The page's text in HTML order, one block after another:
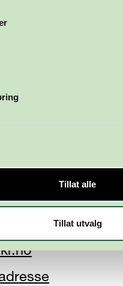
Tillat alle
Tillat utvalg
23